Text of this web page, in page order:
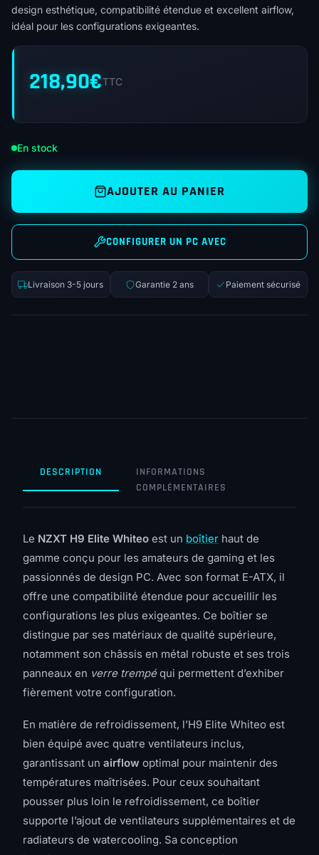
design esthétique, compatibilité étendue et excellent airflow,
idéal pour les configurations exigeantes.
218,90€TTC
En stock
AJOUTER AU PANIER
CONFIGURER UN PC AVEC
Livraison 3-5 jours Garantie 2 ans Paiement sécurisé
DESCRIPTION
INFORMATIONS
COMPLÉMENTAIRES
Le NZXT H9 Elite Whiteo est un boîtier haut de
gamme conçu pour les amateurs de gaming et les
passionnés de design PC. Avec son format E-ATX, il
offre une compatibilité étendue pour accueillir les
configurations les plus exigeantes. Ce boîtier se
distingue par ses matériaux de qualité supérieure,
notamment son châssis en métal robuste et ses trois
panneaux en verre trempéqui permettent d’exhiber
fièrement votre configuration.
En matière de refroidissement, l’H9 Elite Whiteo est
bien équipé avec quatre ventilateurs inclus,
garantissant un airflow optimal pour maintenir des
températures maîtrisées. Pour ceux souhaitant
pousser plus loin le refroidissement, ce boîtier
supporte l’ajout de ventilateurs supplémentaires et de
radiateurs de watercooling. Sa conception